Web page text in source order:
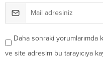
Daha sonraki yorumlarımda
ve site adresim bu tarayıcıya